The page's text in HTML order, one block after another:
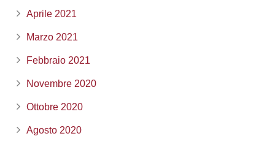
Aprile 2021
Marzo 2021
Febbraio 2021
Novembre 2020
Ottobre 2020
Agosto 2020